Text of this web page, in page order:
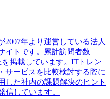
年より運営している法人
イトです。累計訪問者数
を掲載しています。ITトレン
サービスを比較検討する際に
した社内の課題解決のヒント
信しています。